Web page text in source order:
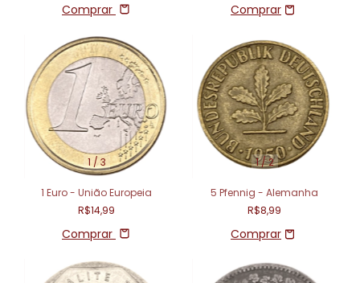
Comprar
1 / 3
1 Euro - União Europeia
R$14,99
Comprar
1/2
5 Pfennig - Alemanha
R$8,99